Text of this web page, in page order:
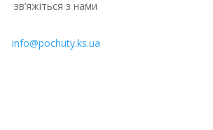
зв’яжіться з нами
info@pochuty.ks.ua